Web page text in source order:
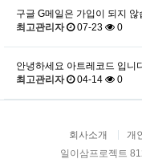
구글 G메일은 가입이 되지 않
최고관리자
07-23 0
안녕하세요 아트레코드 입니
최고관리자
04-14 0
회사소개 개
일이삼프로젝트